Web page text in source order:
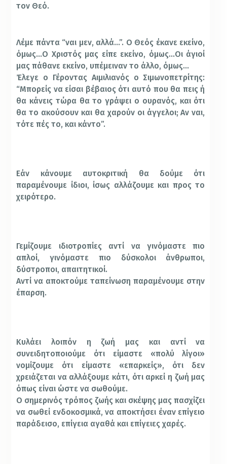
τον Θεό.
Λέμε πάντα “ναι μεν, αλλά…”. Ο Θεός έκανε εκείνο,
όμως…Ο Χριστός μας είπε εκείνο, όμως…Οι άγιοί
μας πάθανε εκείνο, υπέμειναν το άλλο, όμως…
Έλεγε ο Γέροντας Αιμιλιανός ο Σιμωνοπετρίτης:
“Μπορείς να είσαι βέβαιος ότι αυτό που θα πεις ή
θα κάνεις τώρα θα το γράψει ο ουρανός, και ότι
θα το ακούσουν και θα χαρούν οι άγγελοι; Αν ναι,
τότε πές το, και κάντο”.
Εάν κάνουμε αυτοκριτική θα δούμε ότι
παραμένουμε ίδιοι, ίσως αλλάζουμε και προς το
χειρότερο.
Γεμίζουμε ιδιοτροπίες αντί να γινόμαστε πιο
απλοί, γινόμαστε πιο δύσκολοι άνθρωποι,
δύστροποι, απαιτητικοί.
Αντί να αποκτούμε ταπείνωση παραμένουμε στην
έπαρση.
Κυλάει λοιπόν η ζωή μας και αντί να
συνειδητοποιούμε ότι είμαστε «πολύ λίγοι»
νομίζουμε ότι είμαστε «επαρκείς», ότι δεν
χρειάζεται να αλλάξουμε κάτι, ότι αρκεί η ζωή μας
όπως είναι ώστε να σωθούμε.
Ο σημερινός τρόπος ζωής και σκέψης μας πασχίζει
να σωθεί ενδοκοσμικά, να αποκτήσει έναν επίγειο
παράδεισο, επίγεια αγαθά και επίγειες χαρές.